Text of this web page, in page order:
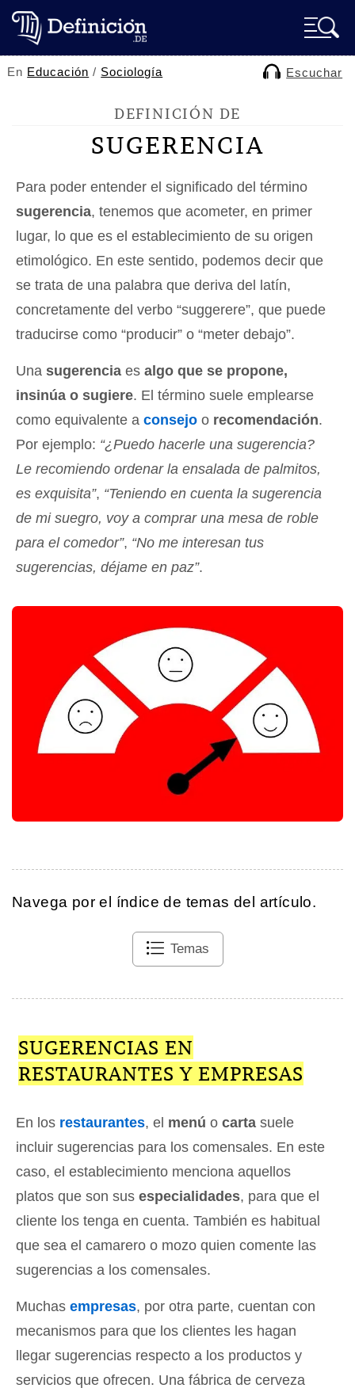
En Educación / Sociología Escuchar
DEFINICIÓN DE
SUGERENCIA
Para poder entender el significado del término
sugerencia, tenemos que acometer, en primer
lugar, lo que es el establecimiento de su origen
etimológico. En este sentido, podemos decir que
se trata de una palabra que deriva del latín,
concretamente del verbo “suggerere”, que puede
traducirse como “producir” o “meter debajo”.
Una sugerencia es algo que se propone,
insinúa o sugiere. El término suele emplearse
como equivalente a consejo o recomendación.
Por ejemplo: “¿Puedo hacerle una sugerencia?
Le recomiendo ordenar la ensalada de palmitos,
es exquisita”, “Teniendo en cuenta la sugerencia
de mi suegro, voy a comprar una mesa de roble
para el comedor”, “No me interesan tus
sugerencias, déjame en paz”.
Navega por el índice de temas del artículo.
Temas
SUGERENCIAS EN
RESTAURANTES Y EMPRESAS
En los restaurantes, el menú o carta suele
incluir sugerencias para los comensales. En este
caso, el establecimiento menciona aquellos
platos que son sus especialidades, para que el
cliente los tenga en cuenta. También es habitual
que sea el camarero o mozo quien comente las
sugerencias a los comensales.
Muchas empresas, por otra parte, cuentan con
mecanismos para que los clientes les hagan
llegar sugerencias respecto a los productos y
servicios que ofrecen. Una fábrica de cerveza